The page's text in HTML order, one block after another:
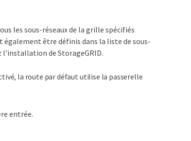
les sous-réseaux de la grille spécifiés
également être définis dans la liste de sous-
l'installation de StorageGRID.
la route par défaut utilise la passerelle
entrée.